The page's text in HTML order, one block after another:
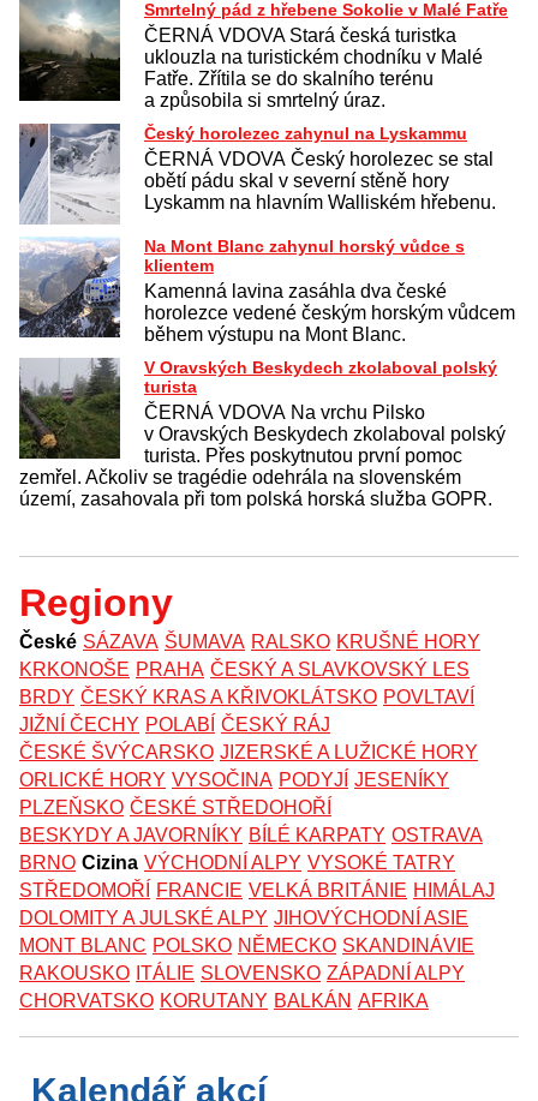
Smrtelný pád z hřebene Sokolie v Malé Fatře
ČERNÁ VDOVA Stará česká turistka
uklouzla na turistickém chodníku v Malé
Fatře. Zřítila se do skalního terénu
a způsobila si smrtelný úraz.
Český horolezec zahynul na Lyskammu
ČERNÁ VDOVA Český horolezec se stal
obětí pádu skal v severní stěně hory
Lyskamm na hlavním Walliském hřebenu.
Na Mont Blanc zahynul horský vůdce s
klientem
Kamenná lavina zasáhla dva české
horolezce vedené českým horským vůdcem
během výstupu na Mont Blanc.
V Oravských Beskydech zkolaboval polský
turista
ČERNÁ VDOVA Na vrchu Pilsko
v Oravských Beskydech zkolaboval polský
turista. Přes poskytnutou první pomoc
zemřel. Ačkoliv se tragédie odehrála na slovenském
území, zasahovala při tom polská horská služba GOPR.
Regiony
České SÁZAVA ŠUMAVA RALSKO KRUŠNÉ HORY
KRKONOŠE PRAHA ČESKÝ A SLAVKOVSKÝ LES
BRDY ČESKÝ KRAS A KŘIVOKLÁTSKO POVLTAVÍ
JIŽNÍ ČECHY POLABÍ ČESKÝ RÁJ
ČESKÉ ŠVÝCARSKO JIZERSKÉ A LUŽICKÉ HORY
ORLICKÉ HORY VYSOČINA PODYJÍ JESENÍKY
PLZEŇSKO ČESKÉ STŘEDOHOŘÍ
BESKYDY A JAVORNÍKY BÍLÉ KARPATY OSTRAVA
BRNO Cizina VÝCHODNÍ ALPY VYSOKÉ TATRY
STŘEDOMOŘÍ
FRANCIE VELKÁ BRITÁNIE HIMÁLAJ
DOLOMITY A JULSKÉ ALPY JIHOVÝCHODNÍ ASIE
MONT BLANC POLSKO NĚMECKO SKANDINÁVIE
RAKOUSKO ITÁLIE SLOVENSKO ZÁPADNÍ ALPY
CHORVATSKO KORUTANY BALKÁN AFRIKA
Kalendář akcí